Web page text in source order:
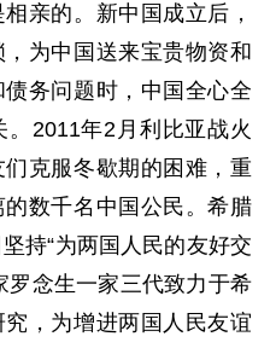
的。新中国成立后，
为中国送来宝贵物资和
务问题时，中国全心全
2011年2月利比亚战火
克服冬歇期的困难，重
数千名中国公民。希腊
持“为两国人民的友好交
罗念生一家三代致力于希
，为增进两国人民友谊